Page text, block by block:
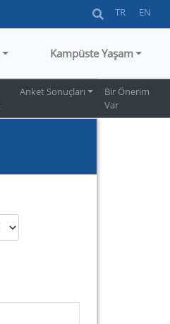
TR EN
Kampüste Yaşam
Anket Sonuçları
Bir Önerim
Var